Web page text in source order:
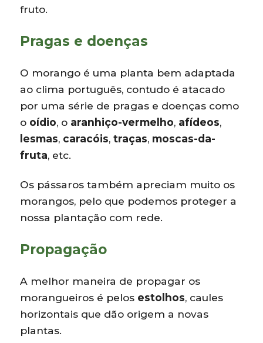
fruto.
Pragas e doenças
O morango é uma planta bem adaptada
ao clima português, contudo é atacado
por uma série de pragas e doenças como
o oídio, o aranhiço-vermelho, afídeos,
lesmas, caracóis,traças, moscas-da-
fruta, etc.
Os pássaros também apreciam muito os
morangos, pelo que podemos proteger a
nossa plantação com rede.
Propagação
A melhor maneira de propagar os
morangueiros é pelos estolhos, caules
horizontais que dão origem a novas
plantas.